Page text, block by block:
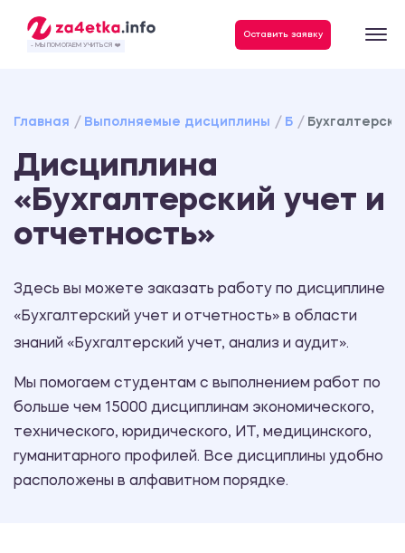
- МЫ ПОМОГАЕМ УЧИТЬСЯ ❤️
Оставить заявку
Главная Выполняемые дисциплины Б
Дисциплина
«Бухгалтерский учет и
отчетность»
Здесь вы можете заказать работу по дисциплине
«Бухгалтерский учет и отчетность» в области
знаний «Бухгалтерский учет, анализ и аудит».
Мы помогаем студентам с выполнением работ по
больше чем 15000 дисциплинам экономического,
технического, юридического, ИТ, медицинского,
гуманитарного профилей. Все дисциплины удобно
расположены в алфавитном порядке.